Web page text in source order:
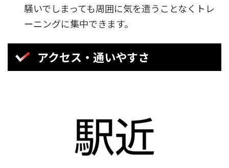
騒いでしまっても周囲に気を遣うことなくトレ
ーニングに集中できます。
アクセス・通いやすさ